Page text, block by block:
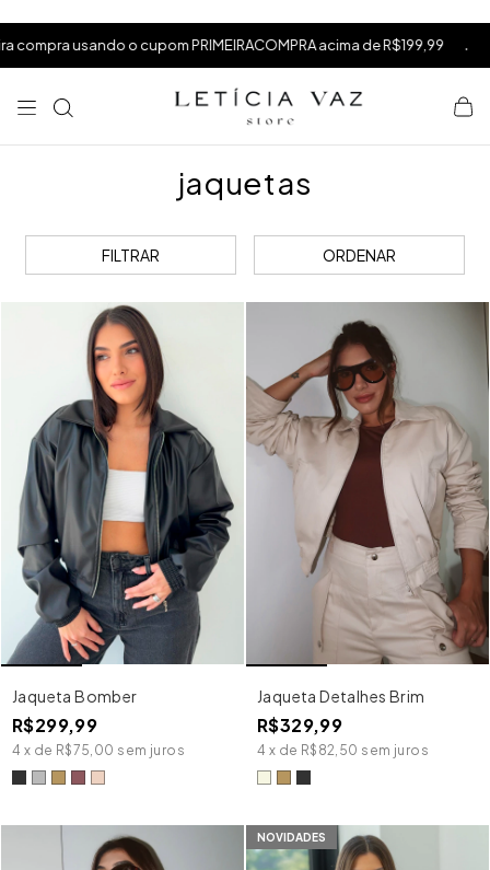
PRIMEIRACOMPRA acima de R$199,99 . frete grátis acima
jaquetas
FILTRAR ORDENAR
Jaqueta Bomber
R$299,99
4 x de R$75,00 sem juros
Jaqueta Detalhes Brim
R$329,99
4 x de R$82,50 sem juros
NOVIDADES